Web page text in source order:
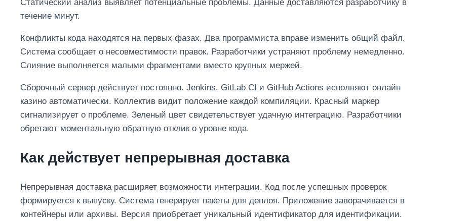
Статический анализ выявляет потенциальные проблемы. Данные доставляются разработчику в
течение минут.
Конфликты кода находятся на первых фазах. Два программиста вправе изменить общий файл.
Система сообщает о несовместимости правок. Разработчики устраняют проблему немедленно.
Слияние выполняется малыми фрагментами вместо крупных мержей.
Сборочный сервер действует постоянно. Jenkins, GitLab CI и GitHub Actions исполняют онлайн
казино автоматически. Коллектив видит положение каждой компиляции. Красный маркер
сигнализирует о проблеме. Зеленый цвет свидетельствует удачную интеграцию. Разработчики
обретают моментальную обратную отклик о уровне кода.
Как действует непрерывная доставка
Непрерывная доставка расширяет возможности интеграции. Код после успешных проверок
формируется к выпуску. Система генерирует пакеты для деплоя. Приложение заворачивается в
контейнеры или архивы. Версия приобретает уникальный идентификатор для идентификации.